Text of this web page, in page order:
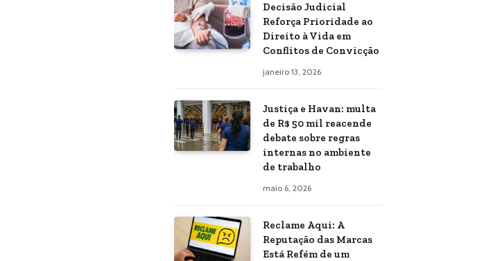
Decisão Judicial
Reforça Prioridade ao
Direito à Vida em
Conflitos de Convicção
janeiro 13, 2026
Justiça e Havan: multa
de R$ 50 mil reacende
debate sobre regras
internas no ambiente
de trabalho
maio 6, 2026
Reclame Aqui: A
Reputação das Marcas
Está Refém de um